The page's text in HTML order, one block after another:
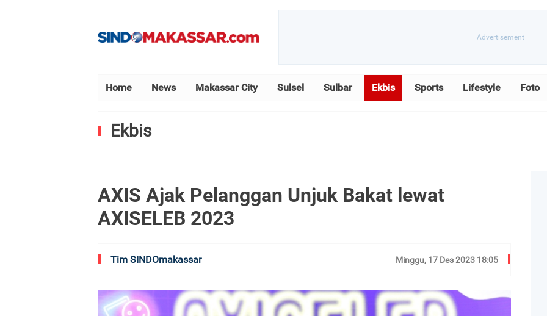
Home News Makassar City Sulsel Sulbar Ekbis Sports Lifestyle Foto
Ekbis
AXIS Ajak Pelanggan Unjuk Bakat lewat
AXISELEB 2023
Tim SINDOmakassar Minggu, 17 Des 2023 18:05